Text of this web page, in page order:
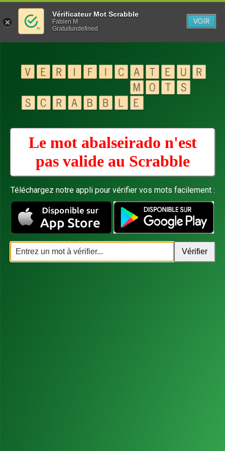
Le mot abalseirado n'est
pas valide au Scrabble
Téléchargez notre appli pour vérifier vos mots facilement :
Vérificateur Mot Scrabble
Fabien M
Gratuitundefined
VOIR